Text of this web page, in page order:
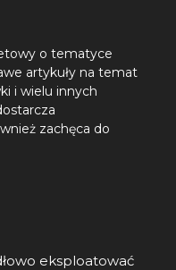
o tematyce
artykuły na temat
i wielu innych
zachęca do
eksploatować